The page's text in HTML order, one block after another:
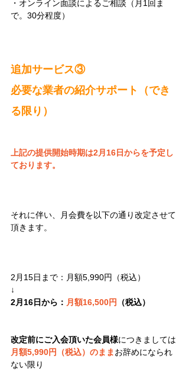
・オンライン面談によるご相談（月1回ま
で。30分程度）
追加サービス③
必要な業者の紹介サポート（でき
る限り）
上記の提供開始時期は2月16日からを予定し
ております。
それに伴い、月会費を以下の通り改定させて
頂きます。
2月15日まで：月額5,990円（税込）
↓
2月16日から： 月額16,500円 （税込）
改定前にご入会頂いた会員様につきましては
月額5,990円（税込）のまま お辞めになられ
ない限り